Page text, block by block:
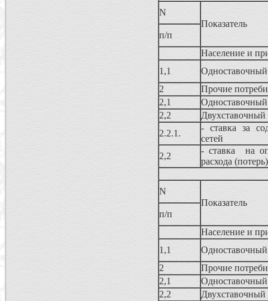
N
Показатель
п/п
Население и
1,1
2
Прочие
2,1
2,2
Двухставочный
2.2.1.
- ставка за
сетей
2,2
- ставка на
расхода
N
Показатель
п/п
Население и
1,1
2
Прочие
2,1
2,2
Двухставочный